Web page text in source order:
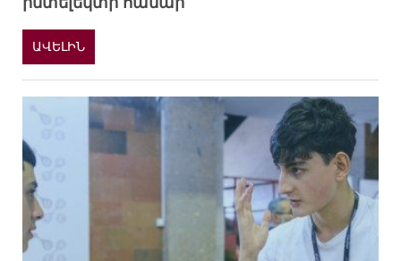
ԱՎԵԼԻՆ